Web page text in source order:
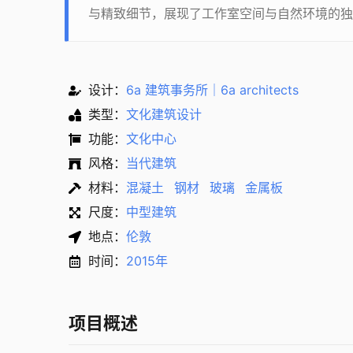
与精致细节，展现了工作室空间与自然环境的
设计： 6a 建筑事务所｜6a architects
类型： 文化建筑设计
功能： 文化中心
风格： 当代建筑
材料： 混凝土 钢材 玻璃
金属板
尺度： 中型建筑
地点： 伦敦
时间： 2015年
项目概述